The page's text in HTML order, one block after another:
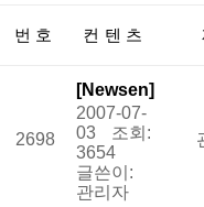
번호 컨텐츠
2698
[Newsen]
[그것이
알고 싶
다] 복합
부위통증
2007-07-
03
조회:
3654
글쓴이:
관리자